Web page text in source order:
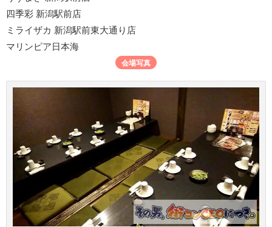
四季彩 新潟駅前店
ミライザカ 新潟駅前東大通り店
マリンピア日本海
会場写真